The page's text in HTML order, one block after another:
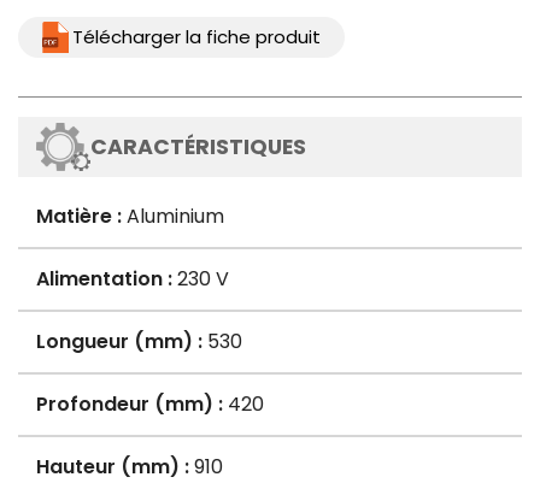
Télécharger la fiche produit
CARACTÉRISTIQUES
Matière :Aluminium
Alimentation :230 V
Longueur (mm) : 530
Profondeur (mm) : 420
Hauteur (mm) :910